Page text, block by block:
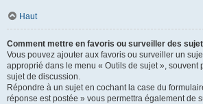
Haut
Comment mettre en favoris ou surveiller des
Vous pouvez ajouter aux favoris ou surveiller un
approprié dans le menu « Outils de sujet », souvent
sujet de discussion.
Répondre à un sujet en cochant la case du
réponse est postée » vous permettra également de